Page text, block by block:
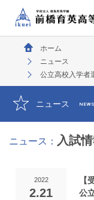
ホーム
ニュース
公立高校入学者
ニュース NEWS
ニュース： 入試
2022
2.21
【
公